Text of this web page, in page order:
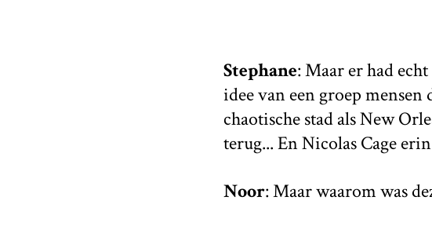
Stephane: Maar er had
idee van een groep
chaotische stad als New
terug... En Nicolas Cage
Noor: Maar waarom was